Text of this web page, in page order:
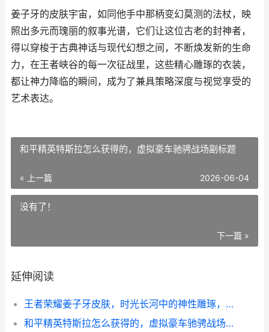
姜子牙的皮肤宇宙，如同他手中那柄变幻莫测的法杖，映
照出多元而瑰丽的叙事光谱，它们让这位古老的封神者，
得以穿梭于古典神话与现代幻想之间，不断焕发新的生命
力，在王者峡谷的每一次征战里，这些精心雕琢的衣装，
都让神力降临的瞬间，成为了兼具策略深度与视觉享受的
艺术表达。
和平精英特斯拉怎么获得的，虚拟豪车驰骋战场副标题
« 上一篇 2026-06-04
没有了！
下一篇 »
延伸阅读
王者荣耀姜子牙皮肤，时光长河中的神性雕琢，副标题，封神者衣装的叙事与美学
和平精英特斯拉怎么获得的，虚拟豪车驰骋战场副标题